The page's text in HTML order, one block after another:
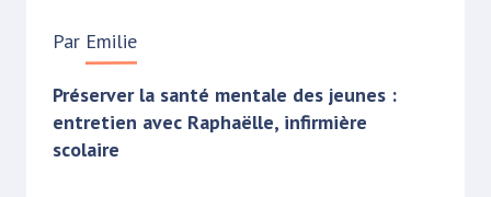
Par Emilie
Préserver la santé mentale des jeunes :
entretien avec Raphaëlle, infirmière
scolaire